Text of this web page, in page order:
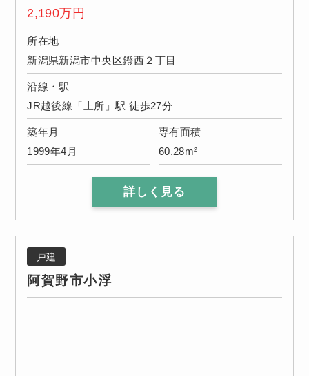
2,190万円
所在地
新潟県新潟市中央区鐙西２丁目
沿線・駅
JR越後線「上所」駅 徒歩27分
築年月
1999年4月
専有面積
60.28m²
詳しく見る
戸建
阿賀野市小浮